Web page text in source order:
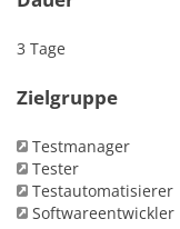
3 Tage
Zielgruppe
Testmanager
Tester
Testautomatisierer
Softwareentwickler